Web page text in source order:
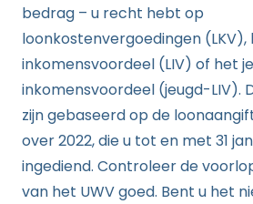
bedrag – u recht hebt op
loonkostenvergoedingen
inkomensvoordeel (LIV) of het
inkomensvoordeel (jeugd-LIV).
zijn gebaseerd op de
over 2022, die u tot en met 31
ingediend. Controleer de
van het UWV goed. Bent u het